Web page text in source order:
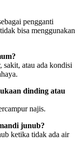
pengganti
bisa menggunakan
sakit, atau ada kondisi
dinding atau
najis.
junub?
ketika tidak ada air